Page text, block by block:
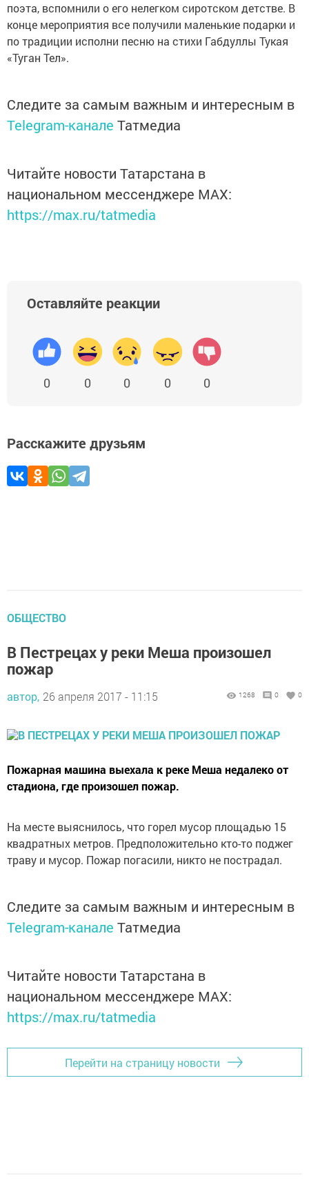
поэта, вспомнили о его нелегком сиротском детстве. В
конце мероприятия все получили маленькие подарки и
по традиции исполни песню на стихи Габдуллы Тукая
«Туган Тел».
Следите за самым важным и интересным в
Telegram-канале Татмедиа
Читайте новости Татарстана в
национальном мессенджере MАХ:
https://max.ru/tatmedia
Оставляйте реакции
0 0 0 0 0
Расскажите друзьям
ОБЩЕСТВО
В Пестрецах у реки Меша произошел
пожар
автор, 26 апреля 2017 - 11:15 1268 0 0
Пожарная машина выехала к реке Меша недалеко от
стадиона, где произошел пожар.
На месте выяснилось, что горел мусор площадью 15
квадратных метров. Предположительно кто-то поджег
траву и мусор. Пожар погасили, никто не пострадал.
Следите за самым важным и интересным в
Telegram-канале Татмедиа
Читайте новости Татарстана в
национальном мессенджере MАХ:
https://max.ru/tatmedia
Перейти на страницу новости